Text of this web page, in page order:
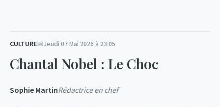
CULTURE Jeudi 07 Mai 2026 à 23:05
Chantal Nobel : Le Choc
Sophie MartinRédactrice en chef